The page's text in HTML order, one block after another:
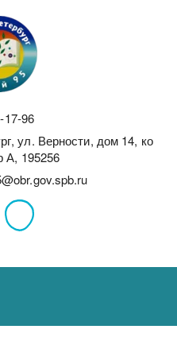
17-96
,ул. Верности, дом 14, ко
А, 195256